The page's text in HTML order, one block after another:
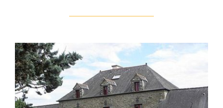
Vie associative
RECHERCHER: